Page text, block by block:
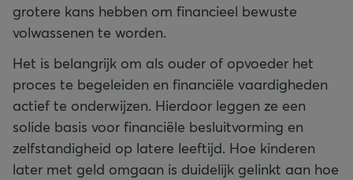
grotere kans hebben om financieel bewuste
volwassenen te worden.
Het is belangrijk om als ouder of opvoeder het
proces te begeleiden en financiële vaardigheden
actief te onderwijzen. Hierdoor leggen ze een
solide basis voor financiële besluitvorming en
zelfstandigheid op latere leeftijd. Hoe kinderen
later met geld omgaan is duidelijk gelinkt aan hoe